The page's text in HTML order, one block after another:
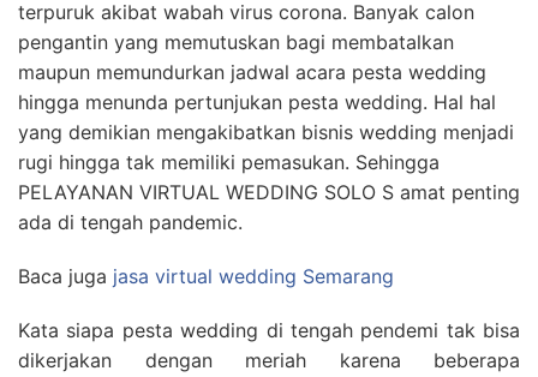
terpuruk akibat wabah virus corona. Banyak calon
pengantin yang memutuskan bagi membatalkan
maupun memundurkan jadwal acara pesta wedding
hingga menunda pertunjukan pesta wedding. Hal hal
yang demikian mengakibatkan bisnis wedding menjadi
rugi hingga tak memiliki pemasukan. Sehingga
PELAYANAN VIRTUAL WEDDING SOLO S amat penting
ada di tengah pandemic.
Baca juga jasa virtual wedding Semarang
Kata siapa pesta wedding di tengah pendemi tak bisa
dikerjakan dengan meriah karena beberapa